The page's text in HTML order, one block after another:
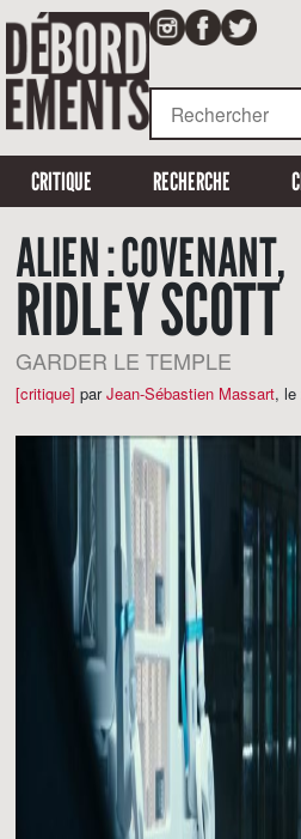
CRITIQUE RECHERCHE
ALIEN : COVENANT,
RIDLEY SCOTT
GARDER LE TEMPLE
[critique] parJean-Sébastien Massart, le